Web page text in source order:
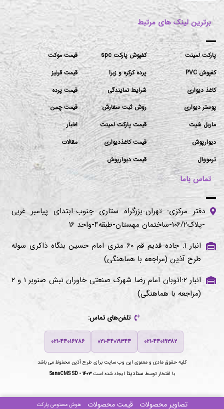
برترین لینک های مرتبط
پارکت لمینت
کفپوش PVC
کاغذ دیواری
پوستر دیواری
ماربل شیت
دیوارپوش
ترمووال
کفپوش پارکت spc
پرده کرکره و زبرا
شرایط نمایندگی
روش ثبت سفارش
قیمت پارکت لمینت
قیمت کاغذدیواری
قیمت دیوارپوش
قیمت موکت
قیمت قرنیز
قیمت پرده
قیمت چمن
اخبار
مقالات
تماس باما
دفتر مرکزی: تهران-بزرگراه ستاری جنوب-ابتدای پیامبر غربی
-پلاک۱۰۶/۲-ساختمان مهستان-طبقه۴-واحد ۱۶
انبار ۱: جاده قدیم قم ۶۰ متری امام حسین بنگاه ذاکری سوله
طرح آذین (مراجعه با هماهنگی)
انبار ۲:اتوبان امام رضا شهرک صنعتی خاوران نبش صنوبر ۱ و ۲
(مراجعه با هماهنگی)
تلفن‌های تماس:
۰۲۱-۴۴۰۱۹۳۸۲ ۰۲۱-۴۴۰۱۹۳۴۴ ۰۲۱-۴۴۰۱۶۷۸۶
کلیه حقوق مادی و معنوی این وب سایت برای طرح آذین محفوظ می باشد
با افتخار توسط سنادیتا ایجاد شده استSanaCMS SD - ۱۴۰۳
تصاویر محصولات قیمت محصولات هوش مصنوعی پارکت